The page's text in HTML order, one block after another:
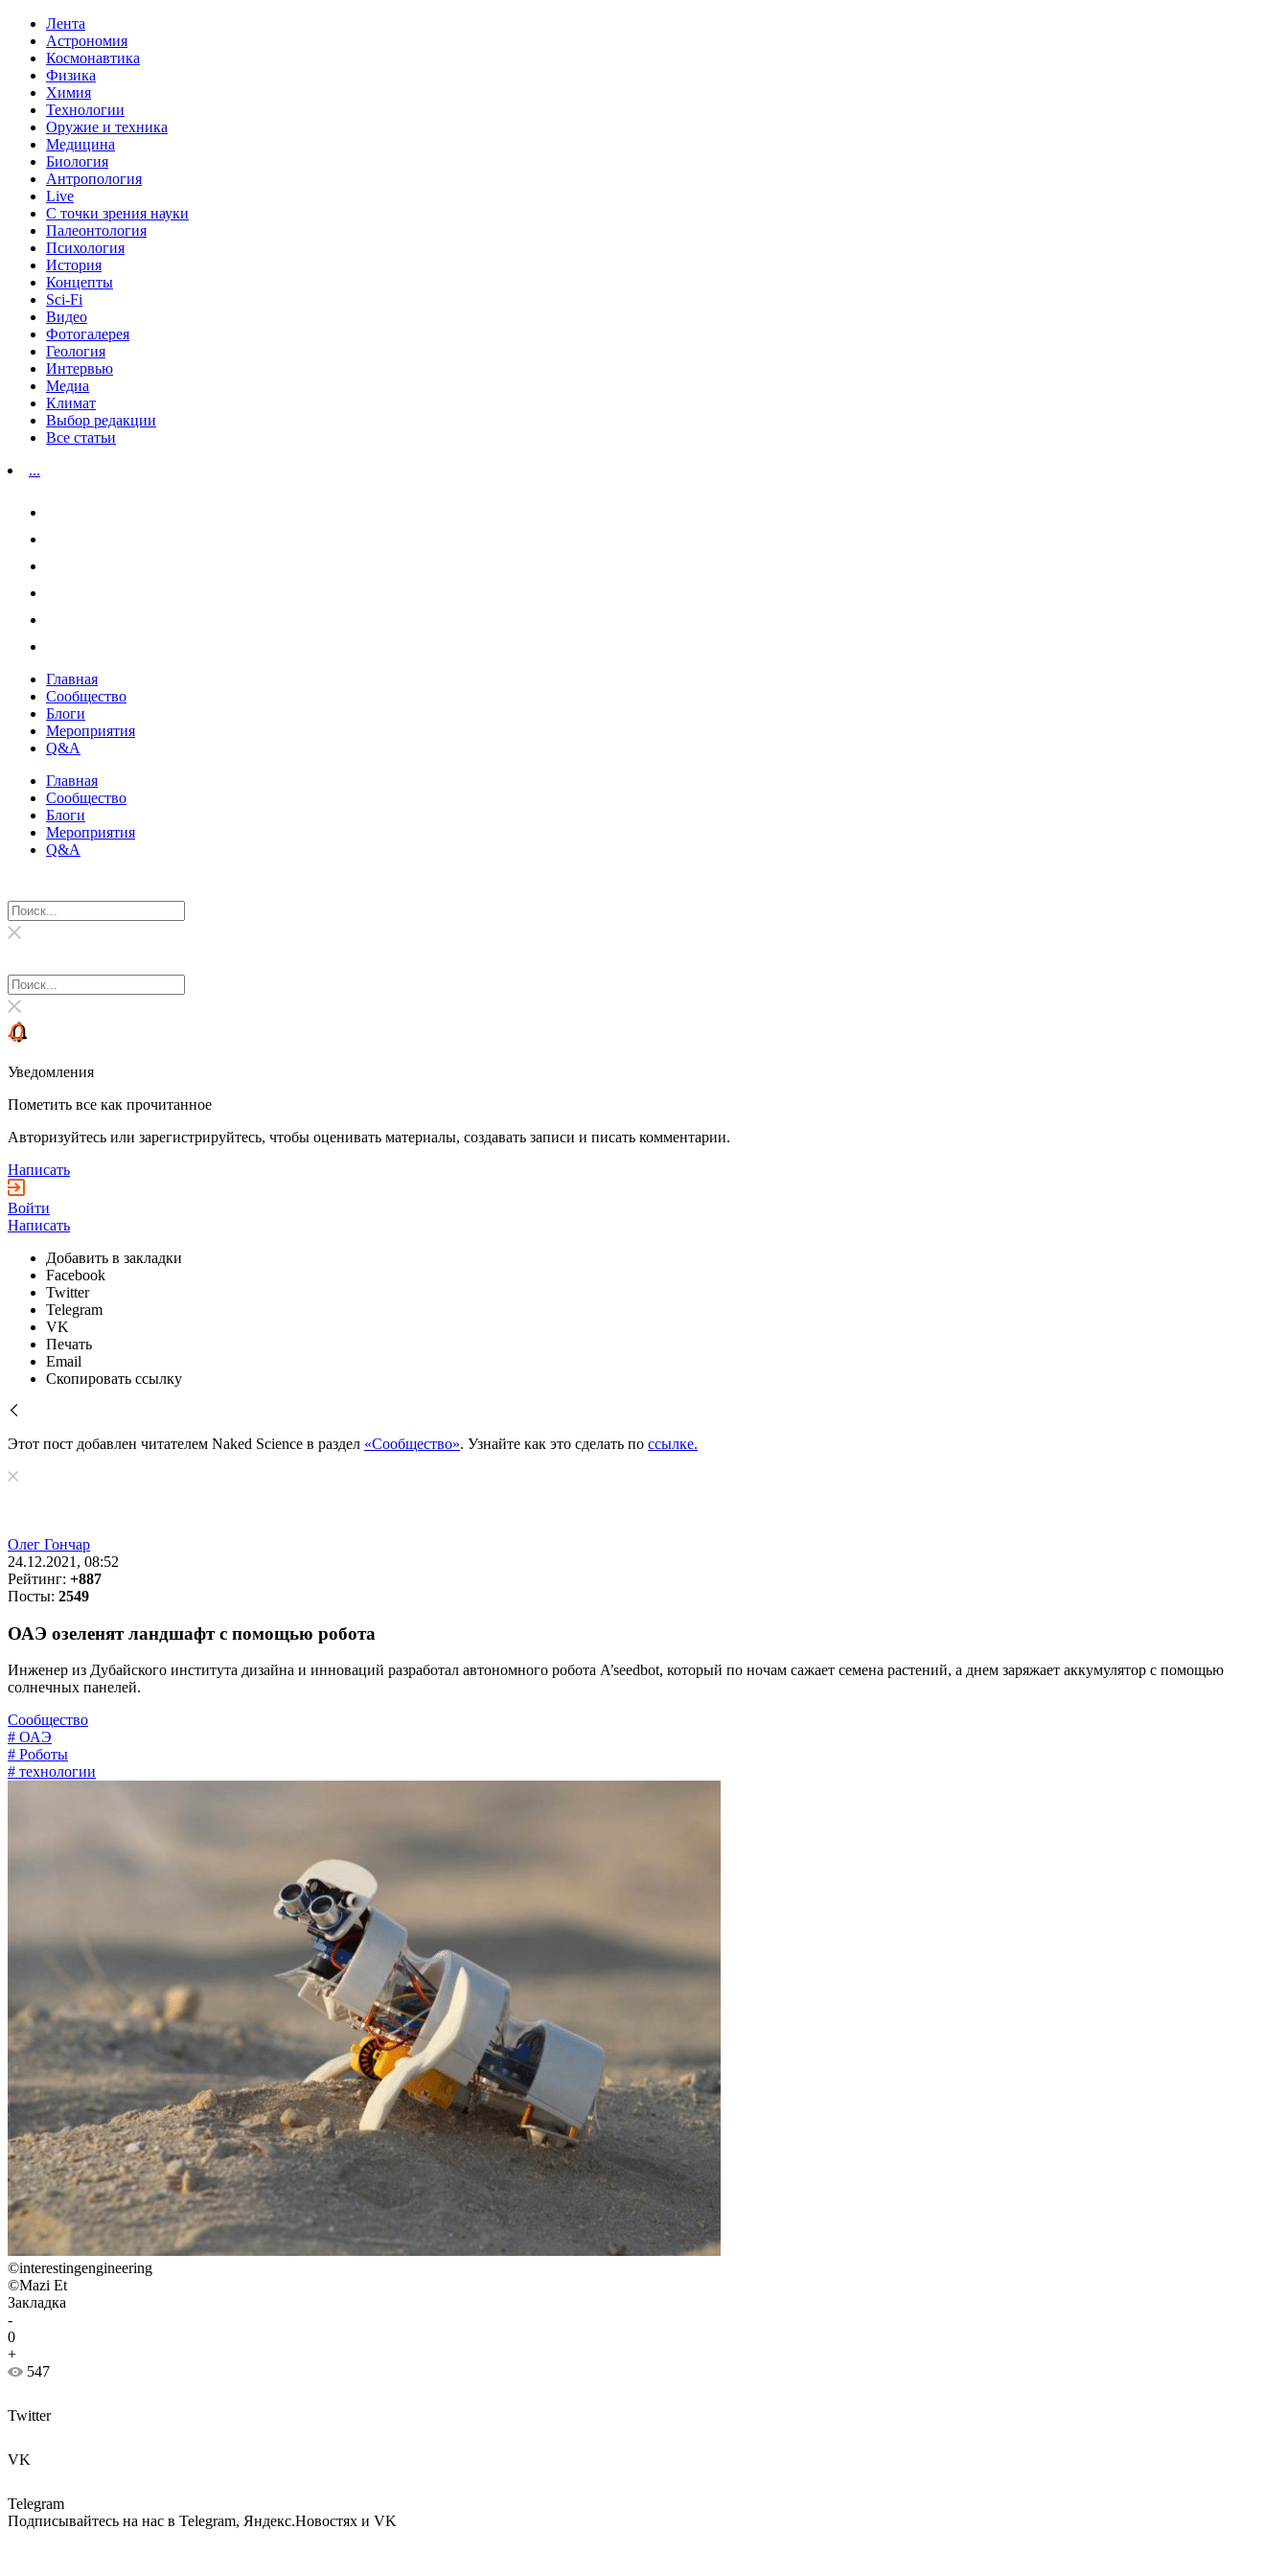
Лента
Астрономия
Космонавтика
Физика
Химия
Технологии
Оружие и техника
Медицина
Биология
Антропология
Live
С точки зрения науки
Палеонтология
Психология
История
Концепты
Sci-Fi
Видео
Фотогалерея
Геология
Интервью
Медиа
Климат
Выбор редакции
Все статьи
...
Главная
Сообщество
Блоги
Мероприятия
Q&A
Главная
Сообщество
Блоги
Мероприятия
Q&A
Уведомления
Пометить все как прочитанное
Авторизуйтесь или зарегистрируйтесь, чтобы оценивать материалы, создавать записи и писать комментарии.
Написать
Войти
Написать
Добавить в закладки
Facebook
Twitter
Telegram
VK
Печать
Email
Скопировать ссылку
Этот пост добавлен читателем Naked Science в раздел «Сообщество». Узнайте как это сделать по ссылке.
Олег Гончар
24.12.2021, 08:52
Рейтинг: +887
Посты: 2549
ОАЭ озеленят ландшафт с помощью робота
Инженер из Дубайского института дизайна и инноваций разработал автономного робота A’seedbot, который по ночам сажает семена растений, а днем заряжает аккумулятор с помощью
солнечных панелей.
Сообщество
# ОАЭ
# Роботы
# технологии
©interestingengineering
©Mazi Et
Закладка
-
0
+
547
Twitter
VK
Telegram
Подписывайтесь на нас в Telegram, Яндекс.Новостях и VK